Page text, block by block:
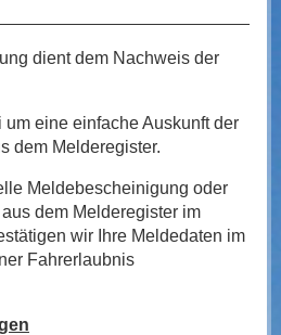
dient dem Nachweis der
eine einfache Auskunft der
dem Melderegister.
Meldebescheinigung oder
dem Melderegister im
wir Ihre Meldedaten im
Fahrerlaubnis